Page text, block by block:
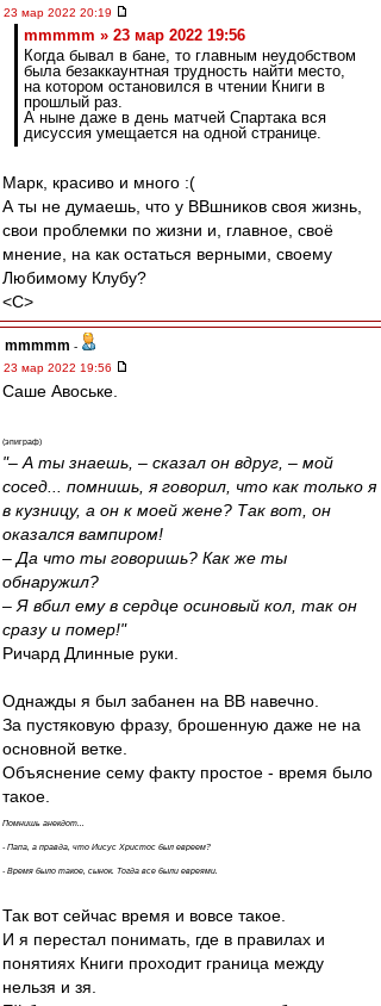
23 мар 2022 20:19
mmmmm » 23 мар 2022 19:56
Когда бывал в бане, то главным неудобством
была безаккаунтная трудность найти место,
на котором остановился в чтении Книги в
прошлый раз.
А ныне даже в день матчей Спартака вся
дисуссия умещается на одной странице.
Марк, красиво и много :(
А ты не думаешь, что у ВВшников своя жизнь,
свои проблемки по жизни и, главное, своё
мнение, на как остаться верными, своему
Любимому Клубу?
<C>
mmmmm -
23 мар 2022 19:56
Саше Авоське.
(эпиграф)
"– А ты знаешь, – сказал он вдруг, – мой
сосед... помнишь, я говорил, что как только я
в кузницу, а он к моей жене? Так вот, он
оказался вампиром!
– Да что ты говоришь? Как же ты
обнаружил?
– Я вбил ему в сердце осиновый кол, так он
сразу и помер!"
Ричард Длинные руки.
Однажды я был забанен на ВВ навечно.
За пустяковую фразу, брошенную даже не на
основной ветке.
Объяснение сему факту простое - время было
такое.
Помнишь анекдот...
- Папа, а правда, что Иисус Христос был евреем?
- Время было такое, сынок. Тогда все были евреями.
Так вот сейчас время и вовсе такое.
И я перестал понимать, где в правилах и
понятиях Книги проходит граница между
нельзя и зя.